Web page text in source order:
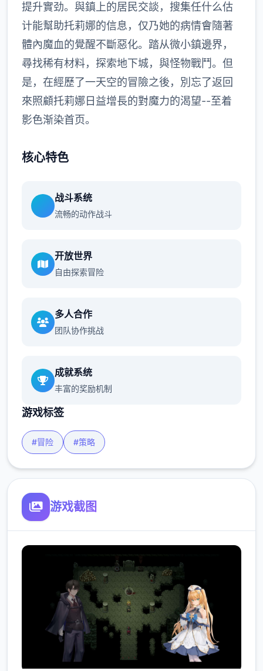
提升實劲。與鎮上的居民交談，搜集任什么估
计能幫助托莉娜的信息，仅乃她的病情會隨著
體內魔血的覺醒不斷惡化。踏从微小鎮邊界，
尋找稀有材料，探索地下城，與怪物戰鬥。但
是，在經歷了一天空的冒險之後，別忘了返回
來照顧托莉娜日益增長的對魔力的渴望--至着
影色渐染首页。
核心特色
战斗系统
流畅的动作战斗
开放世界
自由探索冒险
多人合作
团队协作挑战
成就系统
丰富的奖励机制
游戏标签
#冒险 #策略
游戏截图